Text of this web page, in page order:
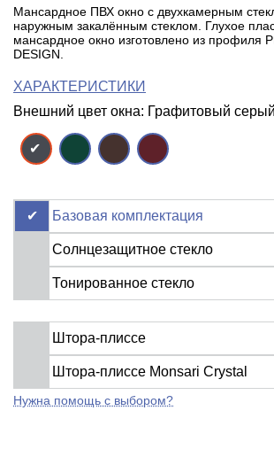
Мансардное ПВХ окно с двухкамерным
наружным закалённым стеклом. Глухое
мансардное окно изготовлено из профиля
DESIGN.
ХАРАКТЕРИСТИКИ
Внешний цвет окна: Графитовый
Базовая комплектация
Солнцезащитное стекло
Тонированное стекло
Штора-плиссе
Штора-плиссе Monsari Crystal
Нужна помощь с выбором?